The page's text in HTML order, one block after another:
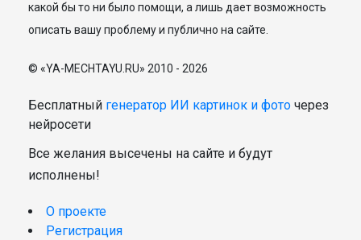
какой бы то ни было помощи, а лишь дает возможность
описать вашу проблему и публично на сайте.
© «YA-MECHTAYU.RU» 2010 - 2026
Бесплатный генератор ИИ картинок и фото через
нейросети
Все желания высечены на сайте и будут
исполнены!
О проекте
Регистрация